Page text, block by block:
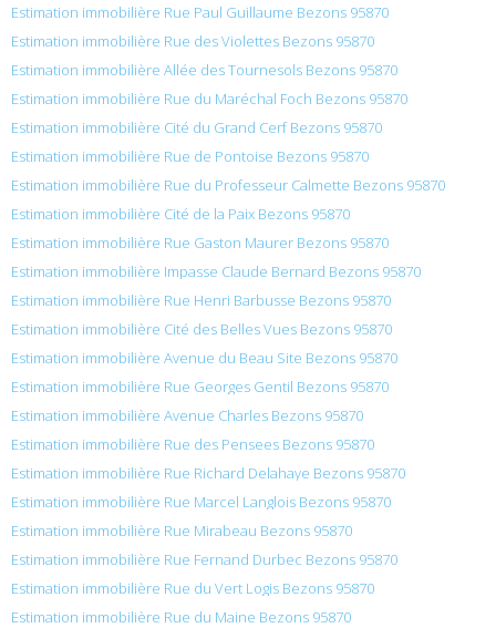
Estimation immobilière Rue Paul Guillaume Bezons 95870
Estimation immobilière Rue des Violettes Bezons 95870
Estimation immobilière Allée des Tournesols Bezons 95870
Estimation immobilière Rue du Maréchal Foch Bezons 95870
Estimation immobilière Cité du Grand Cerf Bezons 95870
Estimation immobilière Rue de Pontoise Bezons 95870
Estimation immobilière Rue du Professeur Calmette Bezons 95870
Estimation immobilière Cité de la Paix Bezons 95870
Estimation immobilière Rue Gaston Maurer Bezons 95870
Estimation immobilière Impasse Claude Bernard Bezons 95870
Estimation immobilière Rue Henri Barbusse Bezons 95870
Estimation immobilière Cité des Belles Vues Bezons 95870
Estimation immobilière Avenue du Beau Site Bezons 95870
Estimation immobilière Rue Georges Gentil Bezons 95870
Estimation immobilière Avenue Charles Bezons 95870
Estimation immobilière Rue des Pensees Bezons 95870
Estimation immobilière Rue Richard Delahaye Bezons 95870
Estimation immobilière Rue Marcel Langlois Bezons 95870
Estimation immobilière Rue Mirabeau Bezons 95870
Estimation immobilière Rue Fernand Durbec Bezons 95870
Estimation immobilière Rue du Vert Logis Bezons 95870
Estimation immobilière Rue du Maine Bezons 95870